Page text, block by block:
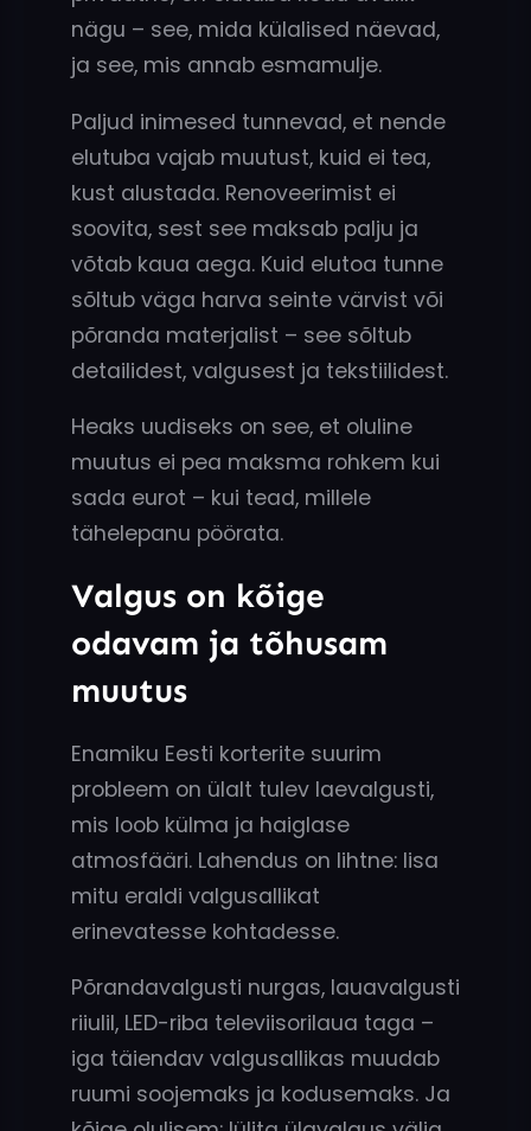
nägu – see, mida külalised näevad,
ja see, mis annab esmamulje.
Paljud inimesed tunnevad, et nende
elutuba vajab muutust, kuid ei tea,
kust alustada. Renoveerimist ei
soovita, sest see maksab palju ja
võtab kaua aega. Kuid elutoa tunne
sõltub väga harva seinte värvist või
põranda materjalist – see sõltub
detailidest, valgusest ja tekstiilidest.
Heaks uudiseks on see, et oluline
muutus ei pea maksma rohkem kui
sada eurot – kui tead, millele
tähelepanu pöörata.
Valgus on kõige
odavam ja tõhusam
muutus
Enamiku Eesti korterite suurim
probleem on ülalt tulev laevalgusti,
mis loob külma ja haiglase
atmosfääri. Lahendus on lihtne: lisa
mitu eraldi valgusallikat
erinevatesse kohtadesse.
Põrandavalgusti nurgas, lauavalgusti
riiulil, LED-riba televiisorilaua taga –
iga täiendav valgusallikas muudab
ruumi soojemaks ja kodusemaks. Ja